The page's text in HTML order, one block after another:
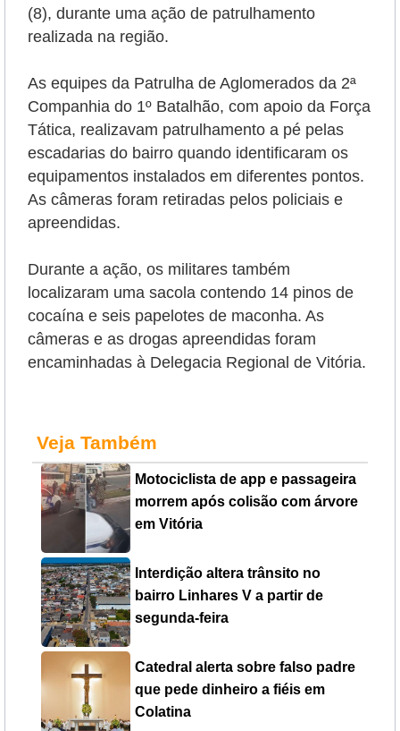
(8), durante uma ação de patrulhamento
realizada na região.
As equipes da Patrulha de Aglomerados da 2ª
Companhia do 1º Batalhão, com apoio da Força
Tática, realizavam patrulhamento a pé pelas
escadarias do bairro quando identificaram os
equipamentos instalados em diferentes pontos.
As câmeras foram retiradas pelos policiais e
apreendidas.
Durante a ação, os militares também
localizaram uma sacola contendo 14 pinos de
cocaína e seis papelotes de maconha. As
câmeras e as drogas apreendidas foram
encaminhadas à Delegacia Regional de Vitória.
Veja Também
Motociclista de app e passageira
morrem após colisão com árvore
em Vitória
Interdição altera trânsito no
bairro Linhares V a partir de
segunda-feira
Catedral alerta sobre falso padre
que pede dinheiro a fiéis em
Colatina